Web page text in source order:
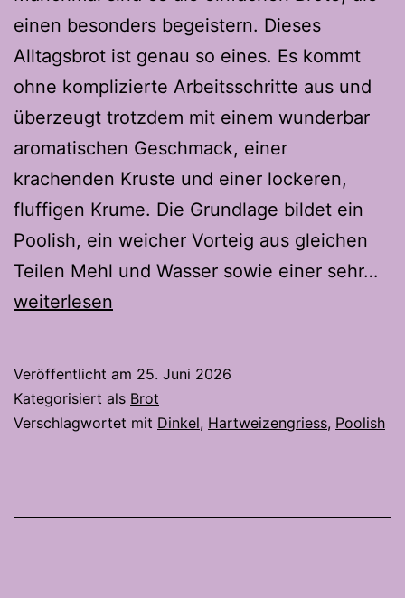
einen besonders begeistern. Dieses
Alltagsbrot ist genau so eines. Es kommt
ohne komplizierte Arbeitsschritte aus und
überzeugt trotzdem mit einem wunderbar
aromatischen Geschmack, einer
krachenden Kruste und einer lockeren,
fluffigen Krume. Die Grundlage bildet ein
Poolish, ein weicher Vorteig aus gleichen
Teilen Mehl und Wasser sowie einer sehr…
weiterlesen
Veröffentlicht am 25. Juni 2026
Kategorisiert als Brot
Verschlagwortet mit Dinkel, Hartweizengriess, Poolish